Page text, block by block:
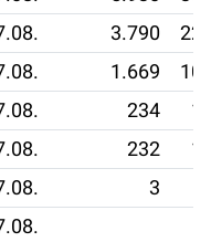
3.790
1.669
234
232
3